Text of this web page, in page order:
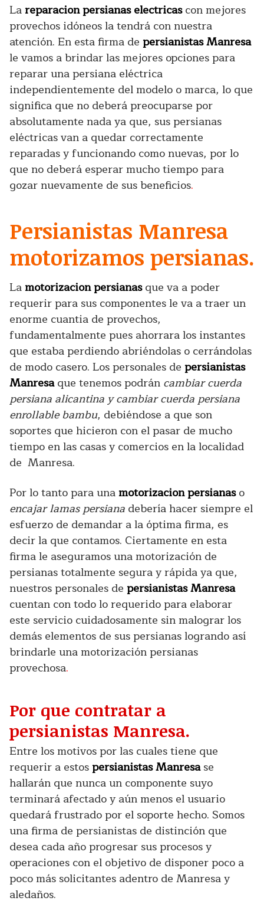
Lareparacion persianas electricascon mejores
provechos idóneos la tendrá con nuestra
atención. En esta firma de persianistas Manresa
le vamos a brindar las mejores opciones para
reparar una persiana eléctrica
independientemente del modelo o marca, lo que
significa que no deberá preocuparse por
absolutamente nada ya que, sus persianas
eléctricas van a quedar correctamente
reparadas y funcionando como nuevas, por lo
que no deberá esperar mucho tiempo para
gozar nuevamente de sus beneficios.
Persianistas Manresa
motorizamos persianas.
Lamotorizacion persianasque va a poder
requerir para sus componentes le va a traer un
enorme cuantia de provechos,
fundamentalmente pues ahorrara los instantes
que estaba perdiendo abriéndolas o cerrándolas
de modo casero. Los personales de persianistas
Manresaque tenemos podrán cambiar cuerda
persiana alicantina y cambiar cuerda persiana
enrollable bambu, debiéndose a que son
soportes que hicieron con el pasar de mucho
tiempo en las casas y comercios en la localidad
de Manresa.
Por lo tanto para unamotorizacion persianaso
encajar lamas persiana debería hacer siempre el
esfuerzo de demandar a la óptima firma, es
decir la que contamos. Ciertamente en esta
firma le aseguramos una motorización de
persianas totalmente segura y rápida ya que,
nuestros personales de persianistas Manresa
cuentan con todo lo requerido para elaborar
este servicio cuidadosamente sin malograr los
demás elementos de sus persianas logrando así
brindarle una motorización persianas
provechosa.
Por que contratar a
persianistas Manresa.
Entre los motivos por las cuales tiene que
requerir a estospersianistas Manresase
hallarán que nunca un componente suyo
terminará afectado y aún menos el usuario
quedará frustrado por el soporte hecho. Somos
una firma de persianistas de distinción que
desea cada año progresar sus procesos y
operaciones con el objetivo de disponer poco a
poco más solicitantes adentro de Manresa y
aledaños.